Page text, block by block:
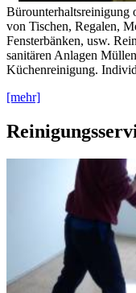
Bürounterhaltsreinigung
von Tischen, Regalen,
Fensterbänken, usw.
sanitären Anlagen
Küchenreinigung.
[mehr]